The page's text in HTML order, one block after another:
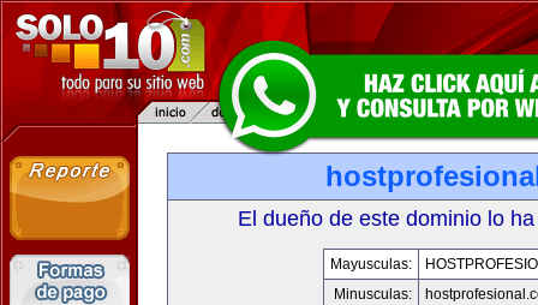
El dueño de este dominio lo
Mayusculas:
Minusculas: